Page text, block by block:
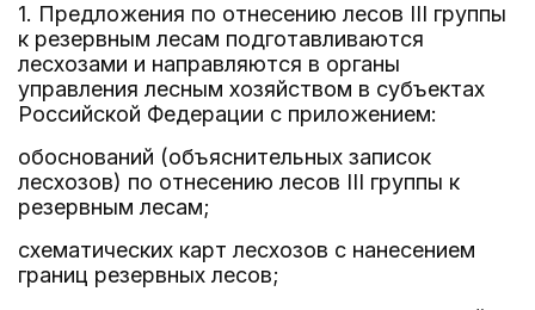
1. Предложения по отнесению лесов III группы
к резервным лесам подготавливаются
лесхозами и направляются в органы
управления лесным хозяйством в субъектах
Российской Федерации с приложением:
обоснований (объяснительных записок
лесхозов) по отнесению лесов III группы к
резервным лесам;
схематических карт лесхозов с нанесением
границ резервных лесов;